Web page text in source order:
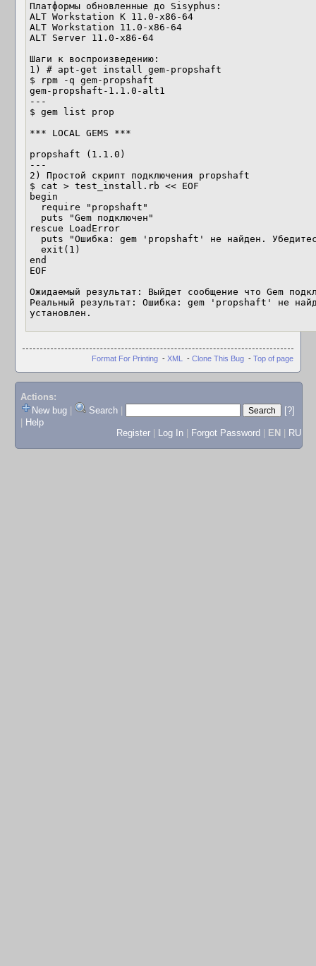
Платформы обновленные до Sisyphus:
ALT Workstation K 11.0-x86-64
ALT Workstation 11.0-x86-64
ALT Server 11.0-x86-64
Шаги к воспроизведению:
1) # apt-get install gem-propshaft
$ rpm -q gem-propshaft
gem-propshaft-1.1.0-alt1
---
$ gem list prop
*** LOCAL GEMS ***
propshaft (1.1.0)
---
2) Простой скрипт подключения propshaft
$ cat > test_install.rb << EOF
begin
rescue LoadError
end
EOF
Ожидаемый результат: Выйдет сообщение что Gem
Реальный результат: Ошибка: gem 'propshaft' не
установлен.
Format For Printing - XML - Clone This Bug - Top of page
Actions:
New bug
Search
[?]
Help
Register
Log In Forgot Password EN RU